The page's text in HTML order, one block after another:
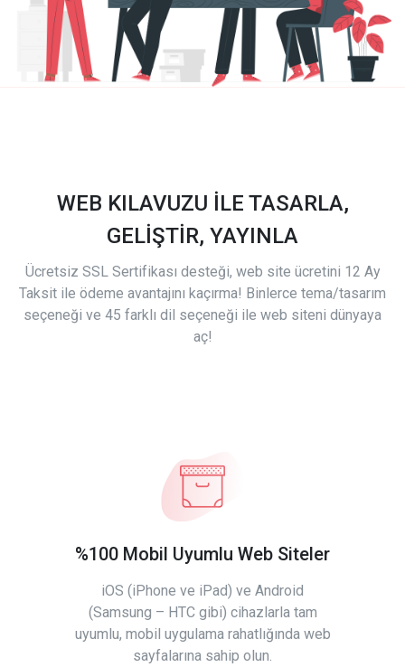
WEB KILAVUZU İLE TASARLA,
GELİŞTİR, YAYINLA
Ücretsiz SSL Sertifikası desteği, web site ücretini 12 Ay
Taksit ile ödeme avantajını kaçırma! Binlerce tema/tasarım
seçeneği ve 45 farklı dil seçeneği ile web siteni dünyaya
aç!
%100 Mobil Uyumlu Web Siteler
iOS (iPhone ve iPad) ve Android
(Samsung – HTC gibi) cihazlarla tam
uyumlu, mobil uygulama rahatlığında web
sayfalarına sahip olun.